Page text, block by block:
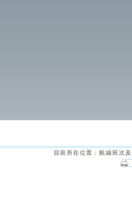
目前所在位置：航線班次